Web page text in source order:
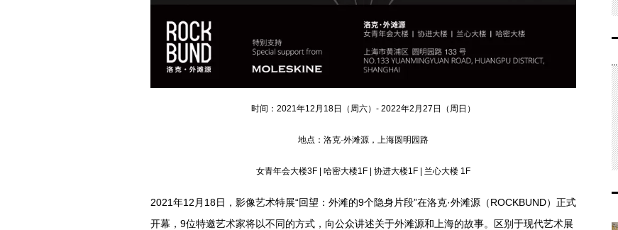
时间：2021年12月18日（周六）- 2022年2月27日（周日）
地点：洛克·外滩源，上海圆明园路
女青年会大楼3F | 哈密大楼1F | 协进大楼1F | 兰心大楼 1F
2021年12月18日，影像艺术特展“回望：外滩的9个隐身片段”在洛克·外滩源（ROCKBUND）正式
开幕，9位特邀艺术家将以不同的方式，向公众讲述关于外滩源和上海的故事。区别于现代艺术展